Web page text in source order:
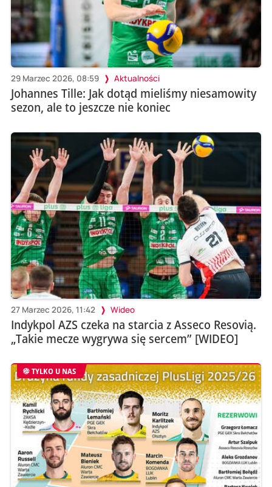
29 Marzec 2026, 08:59 Aktualności
Johannes Tille: Jak dotąd mieliśmy niesamowity
sezon, ale to jeszcze nie koniec
27 Marzec 2026, 11:42 Wideo
Indykpol AZS czeka na starcia z Asseco Resovią.
„Takie mecze wygrywa się sercem” [WIDEO]
TYLKO U NAS